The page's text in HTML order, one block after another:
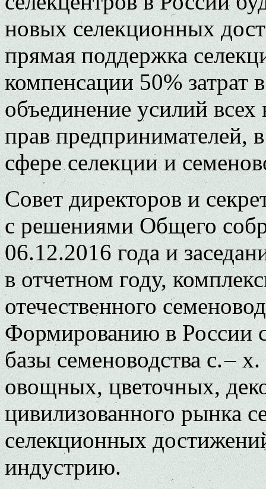
новых селекционных
прямая поддержка
компенсации 50% затрат
объединение усилий
прав предпринимателей,
сфере селекции и
Совет директоров и
с решениями Общего
06.12.2016 года и
в отчетном году,
отечественного
Формированию в России
базы семеноводства с. –
овощных, цветочных,
цивилизованного рынка
селекционных
индустрию.